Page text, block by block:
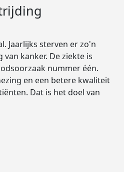
Jaarlijks sterven er zo'n
van kanker. De ziekte is
nummer één.
en een betere kwaliteit
Dat is het doel van